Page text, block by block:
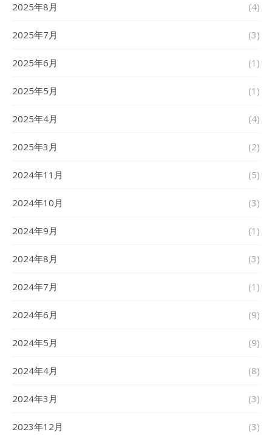
2025年8月 (4)
2025年7月 (3)
2025年6月 (1)
2025年5月 (1)
2025年4月 (4)
2025年3月 (2)
2024年11月 (5)
2024年10月 (3)
2024年9月 (1)
2024年8月 (3)
2024年7月 (1)
2024年6月 (9)
2024年5月 (9)
2024年4月 (8)
2024年3月 (3)
2023年12月 (3)